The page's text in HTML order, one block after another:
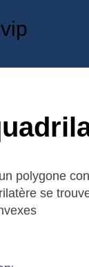
polygone
se